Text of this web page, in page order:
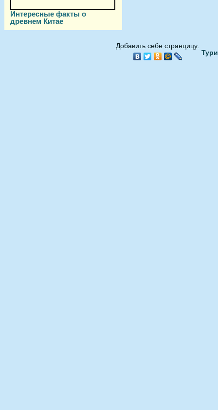
Интересные факты о
древнем Китае
Добавить себе странцицу: